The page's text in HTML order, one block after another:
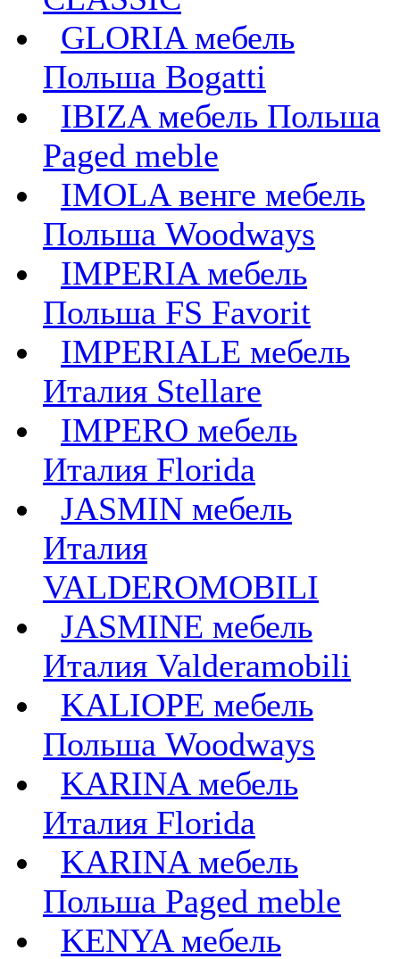
GLORIA мебель
Польша Bogatti
IBIZA мебель Польша
Paged meble
IMOLA венге мебель
Польша Woodways
IMPERIA мебель
Польша FS Favorit
IMPERIALE мебель
Италия Stellare
IMPERO мебель
Италия Florida
JASMIN мебель
Италия
VALDEROMOBILI
JASMINE мебель
Италия Valderamobili
KALIOPE мебель
Польша Woodways
KARINA мебель
Италия Florida
KARINA мебель
Польша Paged meble
KENYA мебель